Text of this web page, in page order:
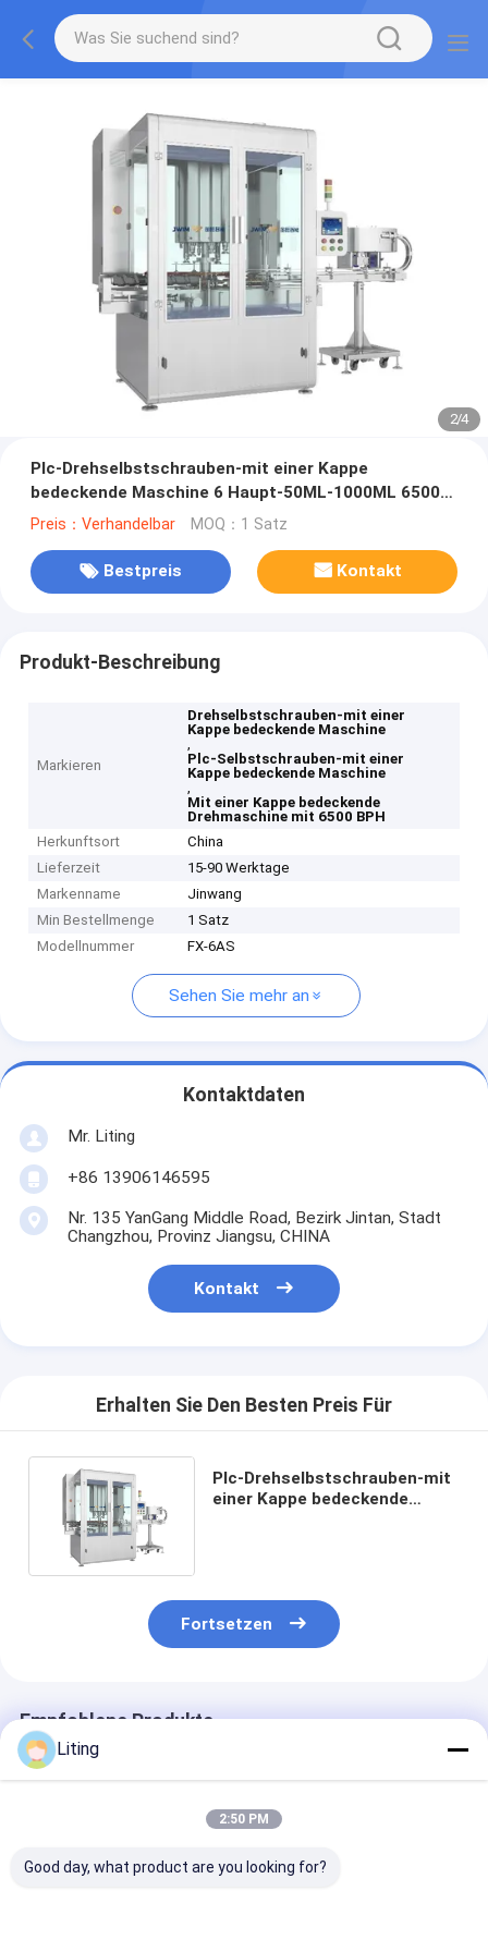
2/4
Plc-Drehselbstschrauben-mit einer Kappe
bedeckende Maschine 6 Haupt-50ML-1000ML 6500
BPH automatisch
Preis：Verhandelbar MOQ：1 Satz
Bestpreis Kontakt
Produkt-Beschreibung
Markieren
Drehselbstschrauben-mit einer
Kappe bedeckende Maschine
,
Plc-Selbstschrauben-mit einer
Kappe bedeckende Maschine
,
Mit einer Kappe bedeckende
Drehmaschine mit 6500 BPH
Herkunftsort
China
Lieferzeit
15-90 Werktage
Markenname
Jinwang
Min Bestellmenge
1 Satz
Modellnummer
FX-6AS
Sehen Sie mehr an
Kontaktdaten
Mr. Liting
+86 13906146595
Nr. 135 YanGang Middle Road, Bezirk Jintan, Stadt
Changzhou, Provinz Jiangsu, CHINA
Kontakt
Erhalten Sie Den Besten Preis Für
Plc-Drehselbstschrauben-mit
einer Kappe bedeckende
Fortsetzen
Empfohlene Produkte
Liting
2:50 PM
Good day, what product are you looking for?